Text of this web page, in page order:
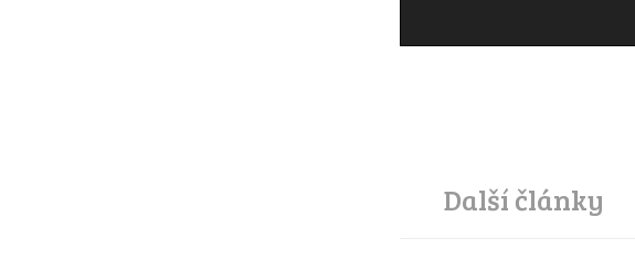
Další články